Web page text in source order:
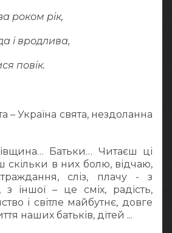
роком рік,
і вродлива,
повік.
– Україна свята, нездоланна
Батьки… Читаєш ці
скільки в них болю, відчаю,
сліз, плачу - з
з іншої – це сміх, радість,
і світле майбутнє, довге
наших батьків, дітей ...